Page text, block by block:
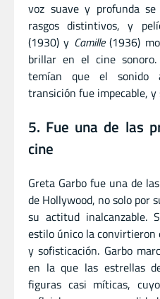
voz suave y profunda
rasgos distintivos, y
(1930) y Camille(1936)
brillar en el cine
temían que el sonido
transición fue impecable,
5. Fue una de las
cine
Greta Garbo fue una de
de Hollywood, no solo por
su actitud inalcanzable.
estilo único la convirtieron
y sofisticación. Garbo
en la que las estrellas
figuras casi míticas,